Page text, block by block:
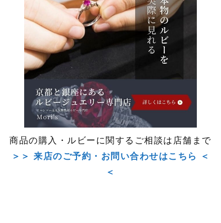
商品の購入・ルビーに関するご相談は店舗まで
＞＞ 来店のご予約・お問い合わせはこちら ＜
＜